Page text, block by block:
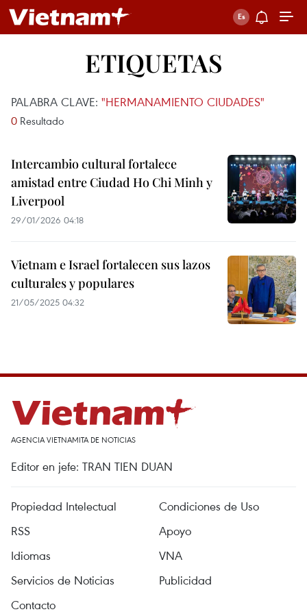
ETIQUETAS
PALABRA CLAVE: "HERMANAMIENTO CIUDADES"
0 Resultado
Intercambio cultural fortalece
amistad entre Ciudad Ho Chi Minh y
Liverpool
29/01/2026 04:18
Vietnam e Israel fortalecen sus lazos
culturales y populares
21/05/2025 04:32
AGENCIA VIETNAMITA DE NOTICIAS
Editor en jefe: TRAN TIEN DUAN
Propiedad Intelectual
Condiciones de Uso
RSS
Apoyo
Idiomas
VNA
Servicios de Noticias
Publicidad
Contacto